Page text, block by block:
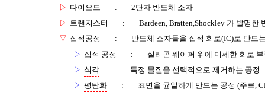
▷ 다이오드 :
2단자 반도체 소자
▷ 트랜지스터 :
Bardeen, Bratten,Shockley 가 발명한
▽ 집적공정 :
반도체 소자들을 집적 회로(IC)로 만드
▷ 집적 공정 :
실리콘 웨이퍼 위에 미세한 회로
▷ 식각 :
특정 물질을 선택적으로 제거하는 공정
▷ 평탄화 :
표면을 균일하게 만드는 공정 (주로,